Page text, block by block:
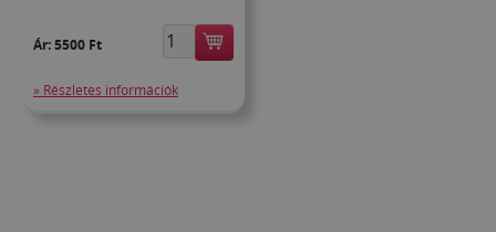
Ár:5500 Ft
» Részletes információk